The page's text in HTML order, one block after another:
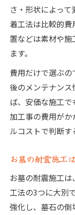
さ・形状によっ
着工法は比較的
置などは素材や
ます。
費用だけで選ぶ
後のメンテナンス
ば、安価な施工
加工事の費用が
ルコストで判断す
お墓の耐震施工
お墓の耐震施工
工法の3つに大別
強化し、墓石の